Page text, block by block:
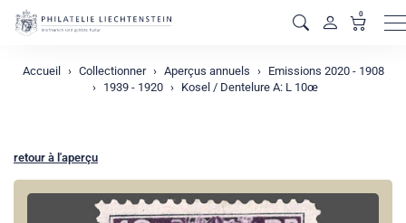
0
Accueil Collectionner Aperçus annuels
Emissions 2020 - 1908
1939 - 1920
Kosel / Dentelure A: L 10œ
retour à l'aperçu